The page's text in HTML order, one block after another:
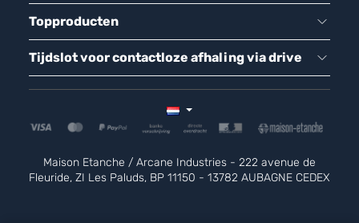
Topproducten
Tijdslot voor contactloze afhaling via drive
Maison Etanche / Arcane Industries - 222 avenue de
Fleuride, ZI Les Paluds, BP 11150 - 13782 AUBAGNE CEDEX